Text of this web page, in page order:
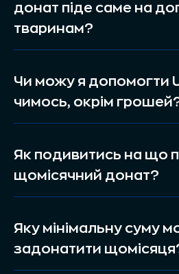
донат піде саме на
тваринам?
Чи можу я допомогти
чимось, окрім
Як подивитись на що
щомісячний донат?
Яку мінімальну суму
задонатити